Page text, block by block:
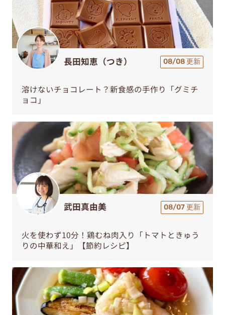
長田知恵（つき） 08/08 更新
溶けないチョコレート？新食感の手作り「グミチ
ョコ」
武田真由美 08/07 更新
火を使わず10分！鶏むね肉入り「トマトときゅう
りの中華和え」【節約レシピ】